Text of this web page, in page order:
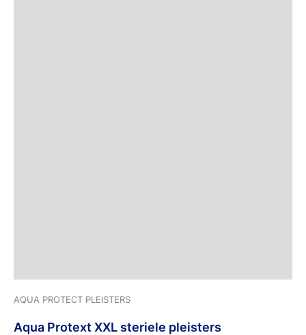
AQUA PROTECT PLEISTERS
Aqua Protext XXL steriele pleisters